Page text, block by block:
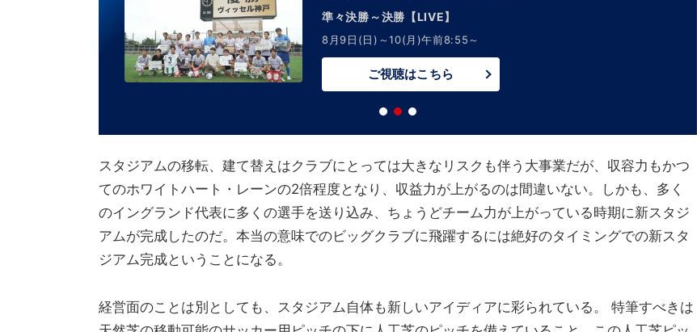
準々決勝～決勝【LIVE】
8月9日(日)～10(月)午前8:55～
ご視聴はこちら
スタジアムの移転、建て替えはクラブにとっては大きなリスクも伴う大事業だが、収容力もかつ
てのホワイトハート・レーンの2倍程度となり、収益力が上がるのは間違いない。しかも、多く
のイングランド代表に多くの選手を送り込み、ちょうどチーム力が上がっている時期に新スタジ
アムが完成したのだ。本当の意味でのビッグクラブに飛躍するには絶好のタイミングでの新スタ
ジアム完成ということになる。
経営面のことは別としても、スタジアム自体も新しいアイディアに彩られている。 特筆すべきは